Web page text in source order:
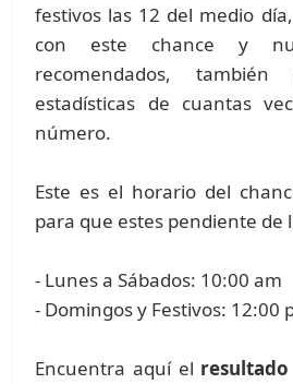
festivos las 12 del medio
con este chance y
recomendados,
estadísticas de cuantas
número.
Este es el horario del
para que estes pendiente de
- Lunes a Sábados: 10:00 am
- Domingos y Festivos: 12:00
Encuentra aquí el